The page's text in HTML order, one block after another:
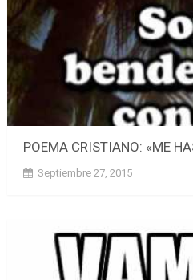
POEMA CRISTIANO: «ME
Septiembre 27, 2015